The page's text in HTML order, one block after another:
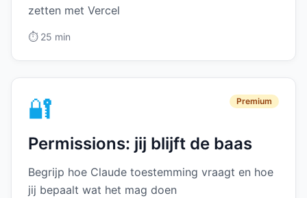
zetten met Vercel
⏱️ 25 min
🔐 Premium
Permissions: jij blijft de baas
Begrijp hoe Claude toestemming vraagt en hoe
jij bepaalt wat het mag doen